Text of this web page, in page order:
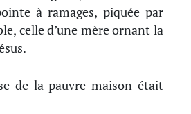
à ramages, piquée par
celle d’une mère ornant la
de la pauvre maison était